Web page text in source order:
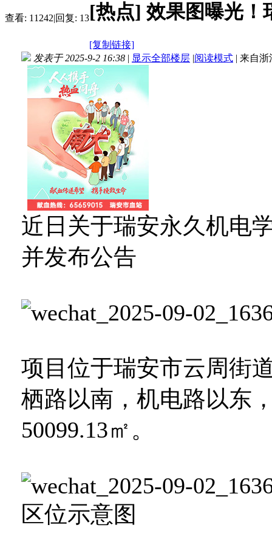
查看: 11242|回复: 13[热点] 效果图曝光！
[复制链接]
发表于 2025-9-2 16:38 | 显示全部楼层 |阅读模式 | 来自浙
近日关于瑞安永久机电
并发布公告
项目位于瑞安市云周街
栖路以南，机电路以东
50099.13㎡。
区位示意图